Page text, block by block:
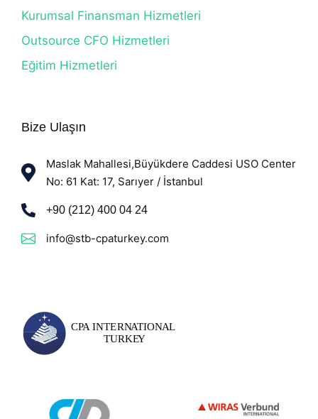
Kurumsal Finansman Hizmetleri
Outsource CFO Hizmetleri
Eğitim Hizmetleri
Bize Ulaşın
Maslak Mahallesi,Büyükdere Caddesi USO Center
No: 61 Kat: 17, Sarıyer / İstanbul
+90 (212) 400 04 24
info@stb-cpaturkey.com